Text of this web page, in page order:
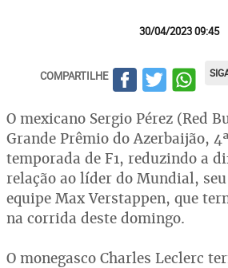
30/04/2023 09:45
COMPARTILHE
O mexicano Sergio Pérez (Red
Grande Prêmio do Azerbaijão,
temporada de F1, reduzindo a
relação ao líder do Mundial,
equipe Max Verstappen, que
na corrida deste domingo.
O monegasco Charles Leclerc